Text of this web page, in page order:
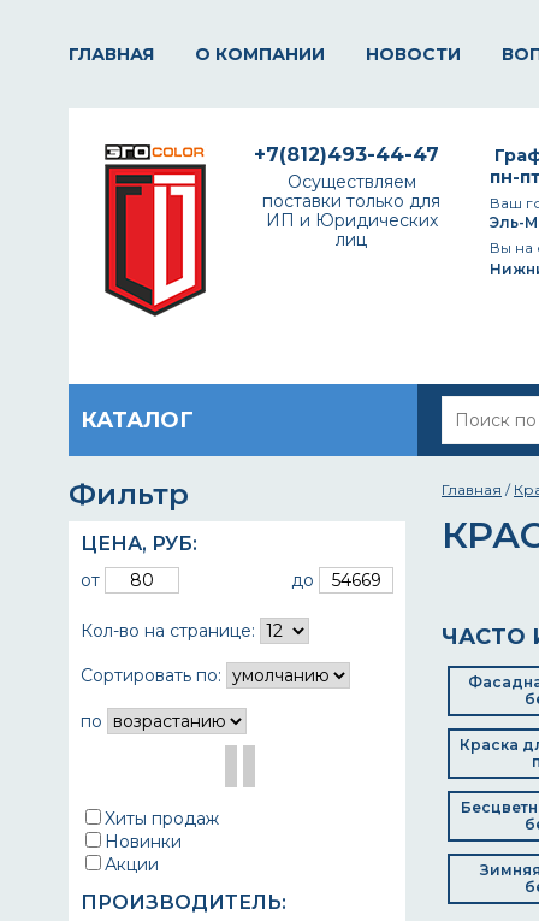
ГЛАВНАЯ О КОМПАНИИ НОВОСТИ
пн-
Ваш
Эль-
Вы на
+7(812)493-44-47
Осуществляем
поставки только для
ИП и Юридических
лиц
КАТАЛОГ
Фильтр
ЦЕНА, РУБ:
от до
Кол-во на странице:
Сортировать по:
по
Хиты продаж
Новинки
Акции
ПРОИЗВОДИТЕЛЬ:
Главная /
ЧАСТО
Краска